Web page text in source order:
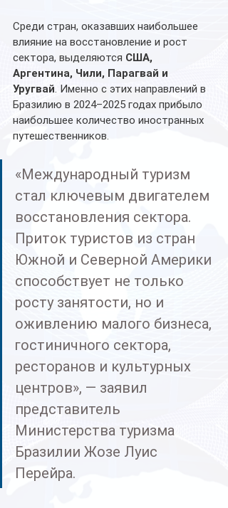
Среди стран, оказавших наибольшее
влияние на восстановление и рост
сектора, выделяются США,
Аргентина, Чили, Парагвай и
Уругвай. Именно с этих направлений в
Бразилию в 2024–2025 годах прибыло
наибольшее количество иностранных
путешественников.
«Международный туризм
стал ключевым двигателем
восстановления сектора.
Приток туристов из стран
Южной и Северной Америки
способствует не только
росту занятости, но и
оживлению малого бизнеса,
гостиничного сектора,
ресторанов и культурных
центров», — заявил
представитель
Министерства туризма
Бразилии Жозе Луис
Перейра.